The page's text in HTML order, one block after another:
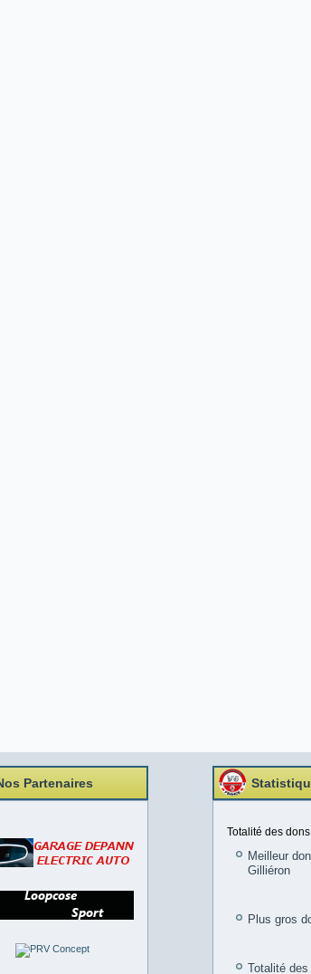
Partenaires
Totalité des
Meilleur
Gilliéron
Plus gros
Totalité